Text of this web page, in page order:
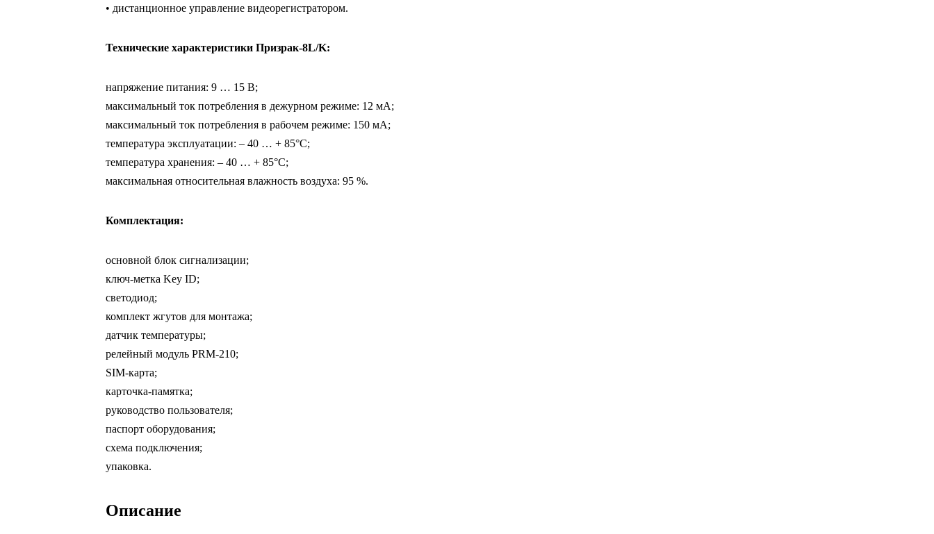
• дистанционное управление видеорегистратором.
Технические характеристики Призрак-8L/K:
напряжение питания: 9 … 15 В;
максимальный ток потребления в дежурном режиме: 12 мА;
максимальный ток потребления в рабочем режиме: 150 мА;
температура эксплуатации: – 40 … + 85°C;
температура хранения: – 40 … + 85°C;
максимальная относительная влажность воздуха: 95 %.
Комплектация:
основной блок сигнализации;
ключ-метка Key ID;
светодиод;
комплект жгутов для монтажа;
датчик температуры;
релейный модуль PRM-210;
SIM-карта;
карточка-памятка;
руководство пользователя;
паспорт оборудования;
схема подключения;
упаковка.
Описание